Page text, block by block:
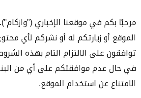
مرحبًا بكم في موقعنا الإخباري
الموقع أو زيارتكم له أو نشركم لأي
توافقون على الالتزام التام بهذه
في حال عدم موافقتكم على أي من
الامتناع عن استخدام الموقع.